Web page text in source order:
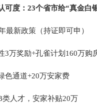
可度：23个省市给“真金白
最新政策（持证即可申）
3万奖励+孔雀计划160万购
色通道+20万安家费
类人才，安家补贴20万